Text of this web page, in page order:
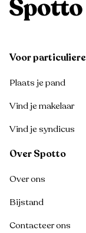
Voor
Plaats je pand
Vind je makelaar
Vind je syndicus
Over Spotto
Over ons
Bijstand
Contacteer ons